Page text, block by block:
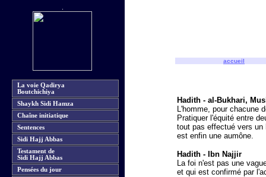
La voie Qadirya
Boutchichiya
Shaykh Sidi Hamza
Chaîne initiatique
Sentences
Sidi Hajj Abbas
Testament de
Sidi Hajj Abbas
Pensées du jour
accueil
Hadith - al-Bukhari,
L'homme, pour chacune
Pratiquer l'équité entre
tout pas effectué vers un
est enfin une aumône.
Hadith - Ibn Najjir
La foi n'est pas une
et qui est confirmé par